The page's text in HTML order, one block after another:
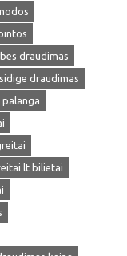
draudimas
draudimas
lt bilietai